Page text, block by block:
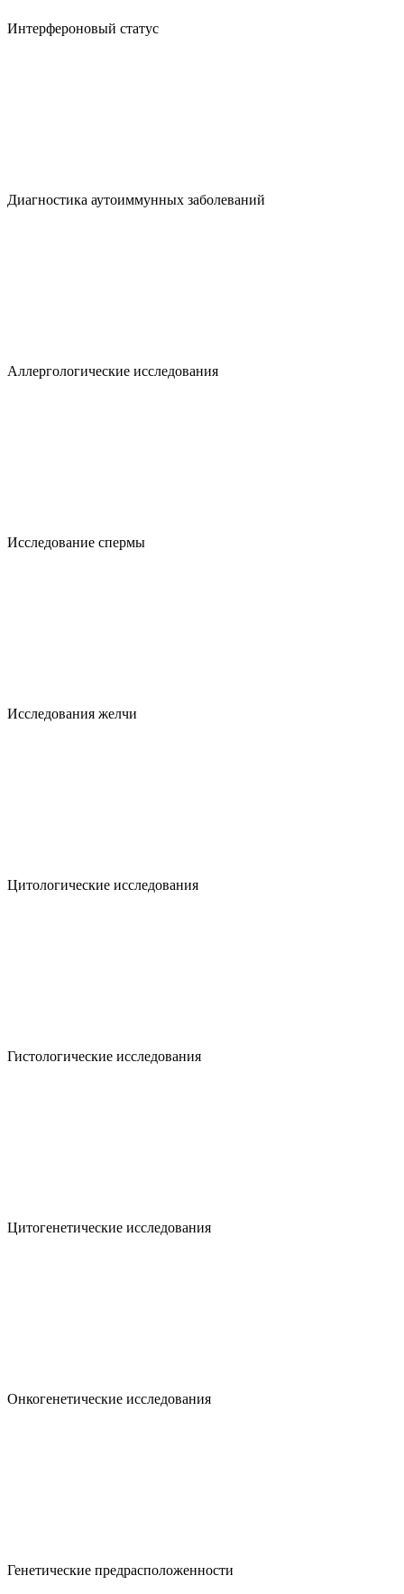
Интерфероновый статус
Диагностика аутоиммунных заболеваний
Аллергологические исследования
Исследование спермы
Исследования желчи
Цитологические исследования
Гистологические исследования
Цитогенетические исследования
Онкогенетические исследования
Генетические предрасположенности